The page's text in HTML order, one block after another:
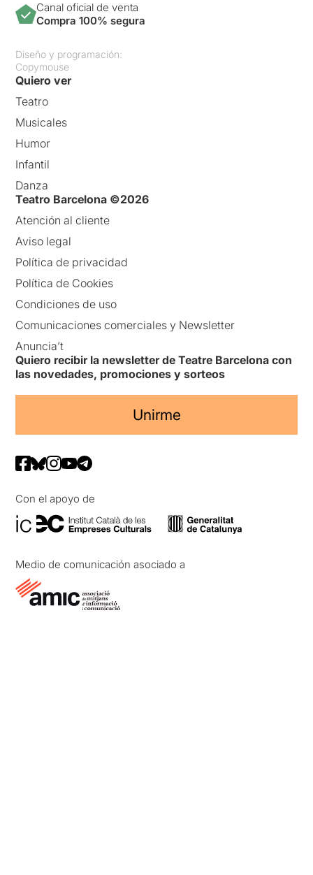
Canal oficial de venta
Compra 100% segura
Diseño y programación:
Copymouse
Quiero ver
Teatro
Musicales
Humor
Infantil
Danza
Teatro Barcelona ©2026
Atención al cliente
Aviso legal
Política de privacidad
Política de Cookies
Condiciones de uso
Comunicaciones comerciales y Newsletter
Anuncia’t
Quiero recibir la newsletter de Teatre Barcelona con
las novedades, promociones y sorteos
Unirme
Con el apoyo de
Medio de comunicación asociado a